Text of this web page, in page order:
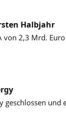
Halbjahr
von 2,3 Mrd.
geschlossen